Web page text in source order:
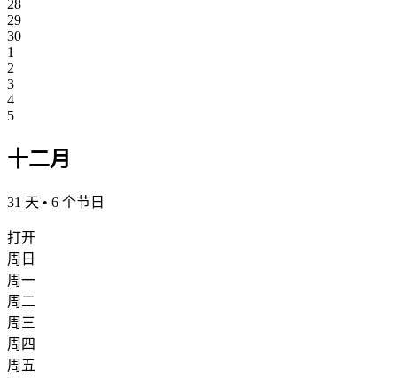
28
29
30
1
2
3
4
5
十二月
31 天 • 6 个节日
打开
周日
周一
周二
周三
周四
周五